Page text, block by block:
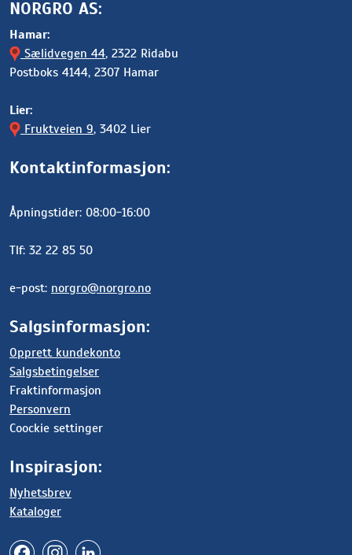
NORGRO AS:
Hamar:
Sælidvegen 44, 2322 Ridabu
Postboks 4144, 2307 Hamar
Lier:
Fruktveien 9, 3402 Lier
Kontaktinformasjon:
Åpningstider: 08:00-16:00
Tlf: 32 22 85 50
e-post: norgro@norgro.no
Salgsinformasjon:
Opprett kundekonto
Salgsbetingelser
Fraktinformasjon
Personvern
Coockie settinger
Inspirasjon:
Nyhetsbrev
Kataloger